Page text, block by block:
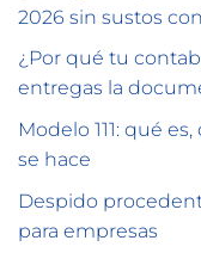
2026 sin sustos
¿Por qué tu
entregas la
Modelo 111: qué
se hace
Despido
para empresas